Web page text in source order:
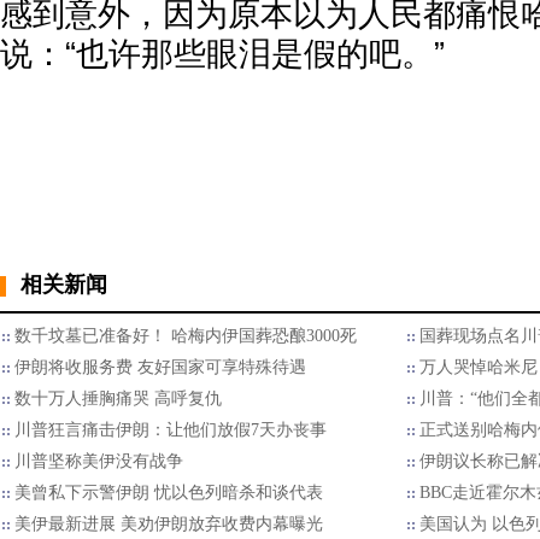
感到意外，因为原本以为人民都痛恨
说：“也许那些眼泪是假的吧。”
相关新闻
数千坟墓已准备好！ 哈梅内伊国葬恐酿3000死
国葬现场点名
伊朗将收服务费 友好国家可享特殊待遇
万人哭悼哈米
数十万人捶胸痛哭 高呼复仇
川普：“他们全
川普狂言痛击伊朗：让他们放假7天办丧事
正式送别哈梅
川普坚称美伊没有战争
伊朗议长称已
美曾私下示警伊朗 忧以色列暗杀和谈代表
BBC走近霍尔
美伊最新进展 美劝伊朗放弃收费内幕曝光
美国认为 以色